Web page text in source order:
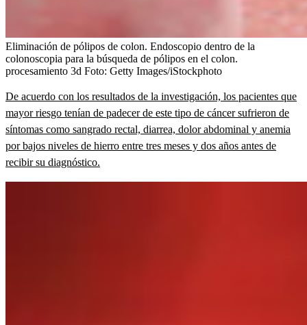
Eliminación de pólipos de colon. Endoscopio dentro de la
colonoscopia para la búsqueda de pólipos en el colon.
procesamiento 3d Foto: Getty Images/iStockphoto
De acuerdo con los resultados de la investigación, los pacientes que
mayor riesgo tenían de padecer de este tipo de cáncer sufrieron de
síntomas como sangrado rectal, diarrea, dolor abdominal y anemia
por bajos niveles de hierro entre tres meses y dos años antes de
recibir su diagnóstico.